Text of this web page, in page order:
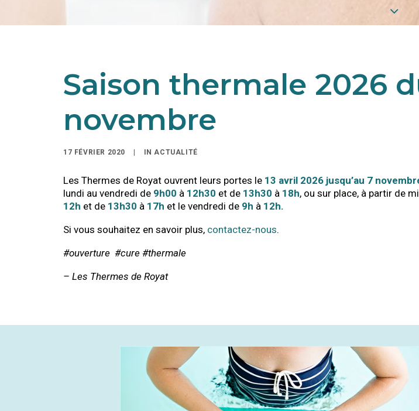
Saison thermale 2026
novembre
17 FÉVRIER 2020 INACTUALITÉ
Les Thermes de Royat ouvrent leurs portes le 13 avril 2026 jusqu’au 7
lundi au vendredi de 9h00 à 12h30 et de 13h30 à 18h, ou sur place, à partir de
12h et de 13h30 à 17h et le vendredi de 9h à 12h.
Si vous souhaitez en savoir plus, contactez-nous.
#ouverture #cure #thermale
– Les Thermes de Royat
CURES
ACTIFS